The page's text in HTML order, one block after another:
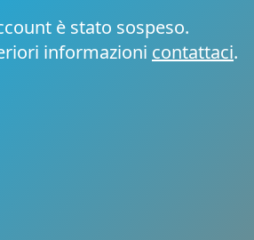
è stato sospeso.
informazioni contattaci.